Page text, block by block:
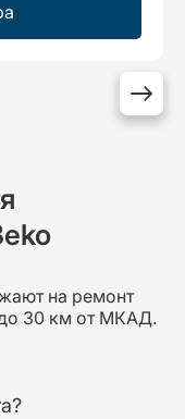
на ремонт
30 км от МКАД.